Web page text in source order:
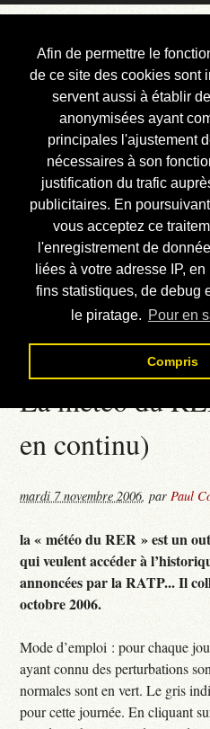
Afin de permettre le
de ce site des cookies sont
servent aussi à établir
anonymisées ayant
principales l'ajustement
nécessaires à son
justification du trafic
publicitaires. En
vous acceptez ce
l'enregistrement de
liées à votre adresse IP,
fins statistiques, de debug
le piratage. Pour en
Compris
Courbis, « LE »
Blog Officiel
Bienvenue
Réalisations
Divers (et d’été)
Annonces
Liens externes
Téléchargement
Contact
La météo du
en continu)
mardi 7 novembre 2006,parPaul
la « météo du RER » est un
qui veulent accéder à
annoncées par la RATP... Il
octobre 2006.
Mode d’emploi : pour chaque
ayant connu des perturbations
normales sont en vert. Le gris
pour cette journée. En cliquant